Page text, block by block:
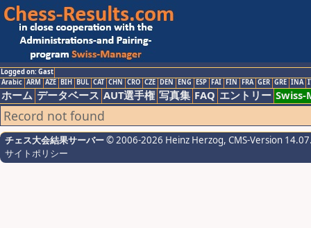
Logged on: Gast
Arabic ARM AZE BIH BUL CAT CHN CRO CZE DEN ENG ESP FAI FIN FRA GER GRE INA
ホーム データベース AUT選手権 写真集 FAQ エントリー
Record not found
チェス大会結果サーバー© 2006-2026 Heinz Herzog, CMS-Version
サイトポリシー